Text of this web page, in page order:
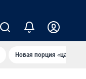
Новaя порция «цaрей»